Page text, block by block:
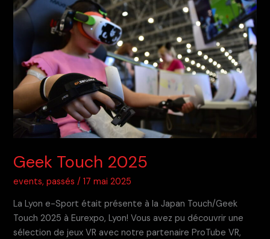
Geek Touch 2025
events,passés /17 mai 2025
La Lyon e-Sport était présente à la Japan Touch/Geek
Touch 2025 à Eurexpo, Lyon! Vous avez pu découvrir une
sélection de jeux VR avec notre partenaire ProTube VR,